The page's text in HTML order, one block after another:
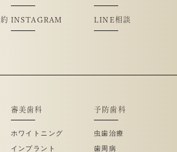
INSTAGRAM LINE相談
審美歯科
ホワイトニング
インプラント
予防歯科
虫歯治療
歯周病